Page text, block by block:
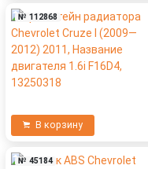
№ 112868
В корзину
№ 45184